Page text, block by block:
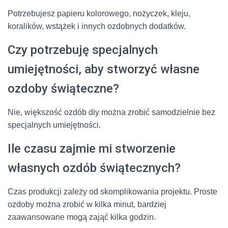
Potrzebujesz papieru kolorowego, nożyczek, kleju,
koralików, wstążek i innych ozdobnych dodatków.
Czy potrzebuję specjalnych
umiejętności, aby stworzyć własne
ozdoby świąteczne?
Nie, większość ozdób diy można zrobić samodzielnie bez
specjalnych umiejętności.
Ile czasu zajmie mi stworzenie
własnych ozdób świątecznych?
Czas produkcji zależy od skomplikowania projektu. Proste
ozdoby można zrobić w kilka minut, bardziej
zaawansowane mogą zająć kilka godzin.